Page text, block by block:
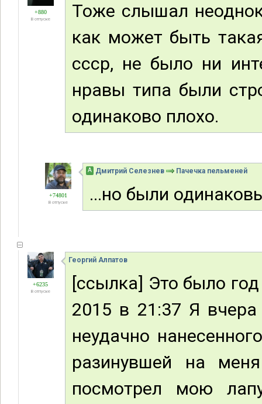
+880
В отпуске
Тоже слышал
как может быть
ссср, не было ни
нравы типа были
одинаково плохо.
+74801
В отпуске
А Дмитрий Селезнев Пачечка пельменей
...но были
+6235
В отпуске
Георгий Алпатов
[ссылка] Это было
2015 в 21:37 Я вчера
неудачно
разинувшей на
посмотрел мою